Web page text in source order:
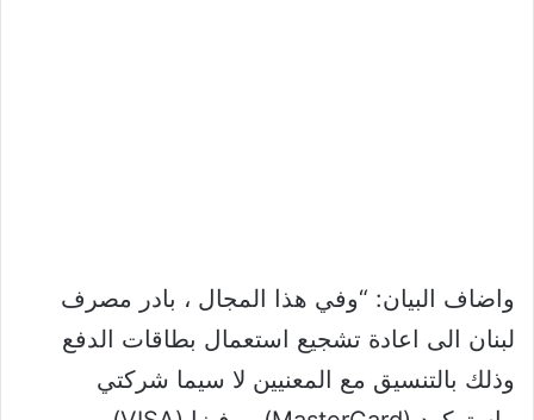
واضاف البيان: “وفي هذا المجال ، بادر مصرف
لبنان الى اعادة تشجيع استعمال بطاقات الدفع
وذلك بالتنسيق مع المعنيين لا سيما شركتي